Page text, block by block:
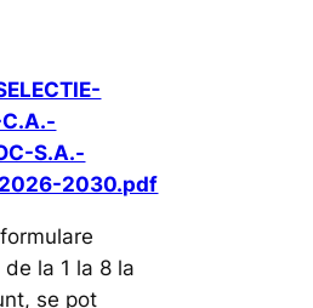
S.A.-
2030.pdf
la 1 la 8 la
se pot